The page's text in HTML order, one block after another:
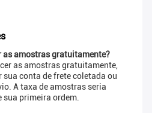
as amostras gratuitamente?
as amostras gratuitamente,
sua conta de frete coletada ou
A taxa de amostras seria
sua primeira ordem.